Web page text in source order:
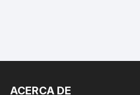
ACERCA DE